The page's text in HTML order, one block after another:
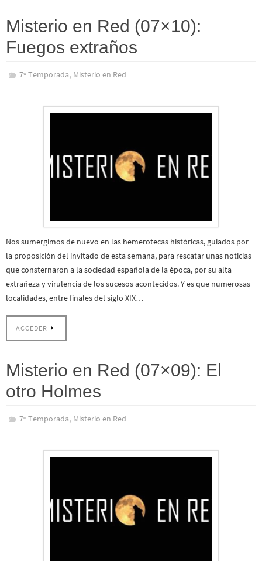
Misterio en Red (07×10):
Fuegos extraños
7º Temporada, Misterio en Red
Nos sumergimos de nuevo en las hemerotecas históricas, guiados por
la proposición del invitado de esta semana, para rescatar unas noticias
que consternaron a la sociedad española de la época, por su alta
extrañeza y virulencia de los sucesos acontecidos. Y es que numerosas
localidades, entre finales del siglo XIX…
ACCEDER
Misterio en Red (07×09): El
otro Holmes
7º Temporada, Misterio en Red